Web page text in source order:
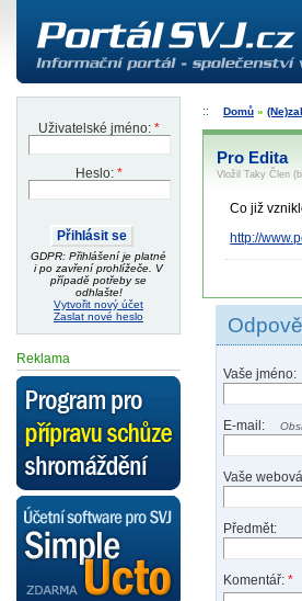
Uživatelské jméno: *
Heslo: *
GDPR: Přihlášení je platné
i po zavření prohlížeče. V
případě potřeby se
odhlašte!
Vytvořit nový účet
Zaslat nové heslo
Reklama
Domů »
Pro Edita
Vložil Taky Člen
Co již
http://
Vaše jméno:
E-mail:
Vaše
Předmět:
Komentář:*